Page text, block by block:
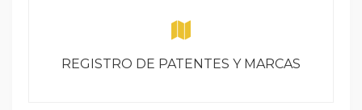
REGISTRO DE PATENTES Y MARCAS